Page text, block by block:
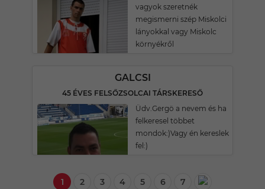
vagyok szeretnék
megismerni szép Miskolci
lányokkal vagy Miskolc
környékről
GALCSI
45 ÉVES FELSŐZSOLCAI TÁRSKERESŐ
Üdv.Gergö a nevem és ha
felkeresel többet
mondok:)Vagy én kereslek
fel:)
1 2 3 4 5 6 7